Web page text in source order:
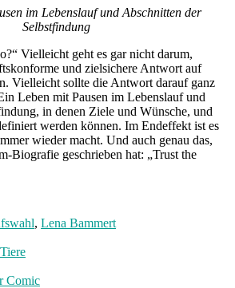
im Lebenslauf und Abschnitten der
Selbstfindung
Vielleicht geht es gar nicht darum,
und zielsichere Antwort auf
Vielleicht sollte die Antwort darauf ganz
Leben mit Pausen im Lebenslauf und
in denen Ziele und Wünsche, und
werden können. Im Endeffekt ist es
wieder macht. Und auch genau das,
Biografie geschrieben hat: „Trust the
, Lena Bammert
Comic